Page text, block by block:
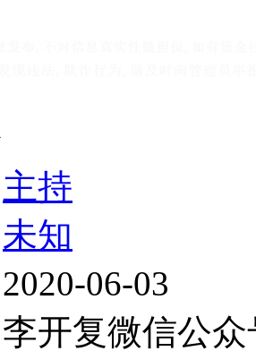
主持
未知
2020-06-03
李开复微信公众